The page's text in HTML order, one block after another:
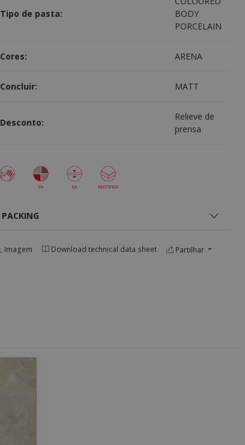
Tipo de pasta:
BODY
PORCELAIN
Cores: ARENA
Concluir: MATT
Desconto:
Relieve de
prensa
PACKING
Imagem Download technical data sheet Partilhar